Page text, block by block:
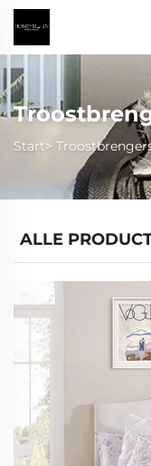
Start>
ALLE